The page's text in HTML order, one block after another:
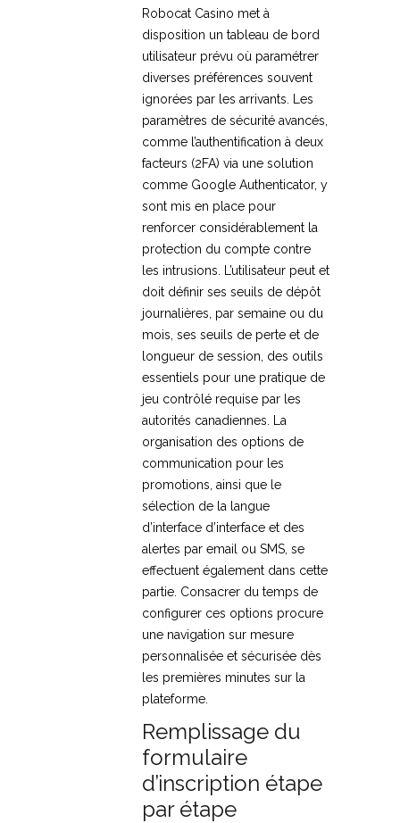
Robocat Casino met à
disposition un tableau de bord
utilisateur prévu où paramétrer
diverses préférences souvent
ignorées par les arrivants. Les
paramètres de sécurité avancés,
comme l’authentification à deux
facteurs (2FA) via une solution
comme Google Authenticator, y
sont mis en place pour
renforcer considérablement la
protection du compte contre
les intrusions. L’utilisateur peut et
doit définir ses seuils de dépôt
journalières, par semaine ou du
mois, ses seuils de perte et de
longueur de session, des outils
essentiels pour une pratique de
jeu contrôlé requise par les
autorités canadiennes. La
organisation des options de
communication pour les
promotions, ainsi que le
sélection de la langue
d’interface d’interface et des
alertes par email ou SMS, se
effectuent également dans cette
partie. Consacrer du temps de
configurer ces options procure
une navigation sur mesure
personnalisée et sécurisée dès
les premières minutes sur la
plateforme.
Remplissage du
formulaire
d’inscription étape
par étape